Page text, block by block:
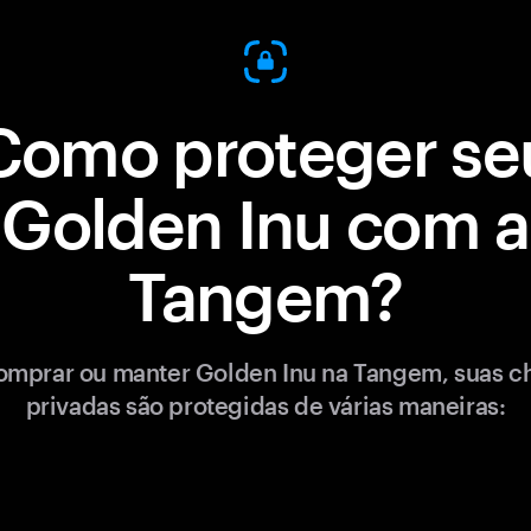
proteger
Golden Inu com a
Tangem?
ou manter Golden Inu na Tangem, suas
privadas são protegidas de várias maneiras: